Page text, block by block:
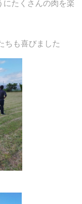
にたくさんの肉を楽
ちも喜びました